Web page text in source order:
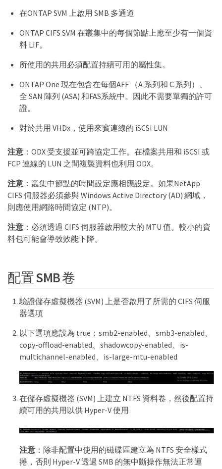
在ONTAP SVM 上啟用 SMB 多通道
ONTAP CIFS SVM 在叢集中的每個節點上應至少有一個資
料 LIF。
所使用的共用必須配置持續可用的屬性集。
ONTAP One 現在包含在每個AFF （A 系列和 C 系列）、
全 SAN 陣列 (ASA) 和FAS系統中。因此不需要單獨的許可
證。
對於共用 VHDx，使用來賓連線的 iSCSI LUN
注意：ODX 受支援並可跨協定工作。在檔案共用和 iSCSI 或
FCP 連線的 LUN 之間複製資料也利用 ODX。
注意：叢集中節點的時間設定應相應設定。如果NetApp
CIFS 伺服器必須參與 Windows Active Directory (AD) 網域，
則應使用網路時間協定 (NTP)。
注意：必須透過 CIFS 伺服器啟用較大的 MTU 值。較小的資
料包可能會導致效能下降。
配置 SMB 卷
驗證儲存虛擬機器 (SVM) 上是否啟用了所需的 CIFS 伺服
器選項
以下選項應設為 true：smb2-enabled、smb3-enabled、
copy-offload-enabled、shadowcopy-enabled、is-
multichannel-enabled、is-large-mtu-enabled
在儲存虛擬機器 (SVM) 上建立 NTFS 資料卷，然後配置持
續可用的共用以供 Hyper-V 使用
注意：除非配置中使用的磁碟區建立為 NTFS 安全樣式
捲，否則 Hyper-V 透過 SMB 的無中斷操作無法正常運